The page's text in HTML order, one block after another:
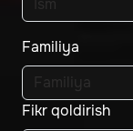
Familiya
Fikr qoldirish